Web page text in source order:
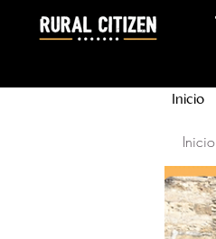
Inicio
Inicio